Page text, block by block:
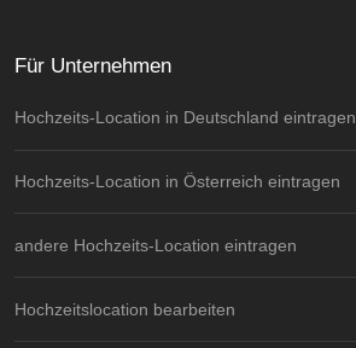
Für Unternehmen
Hochzeits-Location in Deutschland eintragen
Hochzeits-Location in Österreich eintragen
andere Hochzeits-Location eintragen
Hochzeitslocation bearbeiten